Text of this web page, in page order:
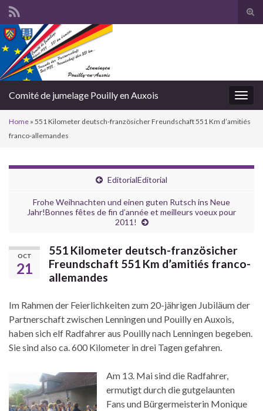
Comité de jumelage Pouilly en Auxois
Home » 551 Kilometer deutsch-französicher Freundschaft 551 Km d’amitiés
franco-allemandes
EditorialEditorial
Frohe Weihnachten und einen guten Rutsch ins Neue
Jahr!Bonnes fêtes de fin d’année et meilleurs voeux pour
2011!
OCT
21
551 Kilometer deutsch-französicher
Freundschaft 551 Km d’amitiés franco-
allemandes
Im Rahmen der Feierlichkeiten zum 20-jährigen Jubiläum der
Partnerschaft zwischen Lenningen und Pouilly en Auxois,
haben sich elf Radfahrer aus Pouilly nach Lenningen begeben.
Sie sind also ca. 600 Kilometer in drei Tagen gefahren.
Am 13. Mai sind die Radfahrer,
ermutigt durch die gutgelaunten
Fans und Bürgermeisterin Monique